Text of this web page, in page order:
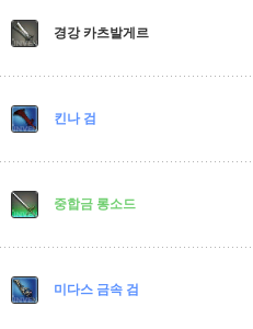
경강 카츠발게르
킨나 검
중합금 롱소드
미다스 금속 검